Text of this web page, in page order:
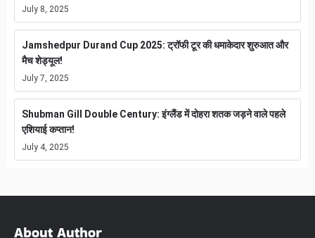
July 8, 2025
Jamshedpur Durand Cup 2025: ट्रॉफी टूर की धमाकेदार शुरुआत और
मैच शेड्यूल!
July 7, 2025
Shubman Gill Double Century: इंग्लैंड में दोहरा शतक जड़ने वाले पहले
एशियाई कप्तान!
July 4, 2025
About Author